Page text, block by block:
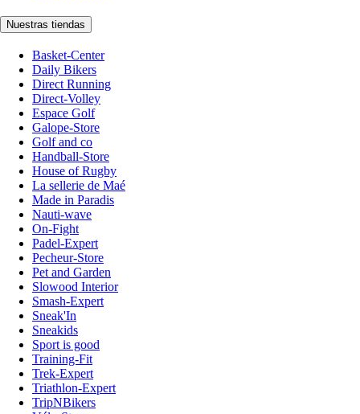
Nuestras tiendas
Basket-Center
Daily Bikers
Direct Running
Direct-Volley
Espace Golf
Galope-Store
Golf and co
Handball-Store
House of Rugby
La sellerie de Maé
Made in Paradis
Nauti-wave
On-Fight
Padel-Expert
Pecheur-Store
Pet and Garden
Slowood Interior
Smash-Expert
Sneak'In
Sneakids
Sport is good
Training-Fit
Trek-Expert
Triathlon-Expert
TripNBikers